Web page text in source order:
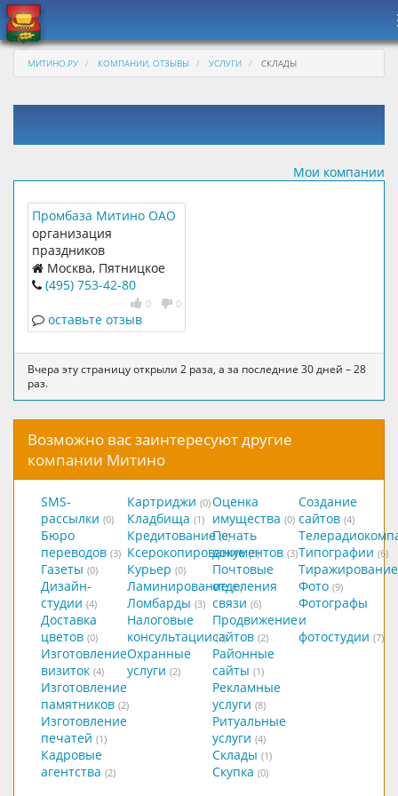
МИТИНО.РУ КОМПАНИИ, ОТЗЫВЫ УСЛУГИ СКЛАДЫ
Мои компании
Промбаза Митино ОАО
СМИТ и К
организация
праздников
Москва, Пятницкое
шоссе, 1
(495) 753-42-80
0 0
оставьте отзыв
Вчера эту страницу открыли 2 раза, а за последние 30 дней – 28
раз.
Возможно вас заинтересуют другие
компании Митино
SMS-
рассылки (0)
Бюро
переводов (3)
Газеты (0)
Дизайн-
студии (4)
Доставка
цветов (0)
Изготовление
визиток (4)
Изготовление
памятников (2)
Изготовление
печатей (1)
Кадровые
агентства (2)
Картриджи (0)
Кладбища (1)
Кредитование (0)
Ксерокопирование (8)
Курьер (0)
Ламинирование (0)
Ломбарды (3)
Налоговые
консультации (2)
Охранные
услуги (2)
Оценка
имущества (0)
Печать
документов (3)
Почтовые
отделения
связи (6)
Продвижение
сайтов (2)
Районные
сайты (1)
Рекламные
услуги (8)
Ритуальные
услуги (4)
Склады (1)
Скупка (0)
Создание
сайтов (4)
Типографии (6)
Тиражирование
Фото (9)
Фотографы
и
фотостудии (7)